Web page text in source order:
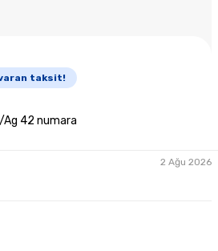
taksit!
Ag 42 numara
2 Ağu 2026